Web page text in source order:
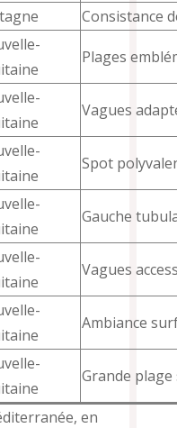
Consistance
Plages
Vagues
Spot
Gauche
Vagues
Ambiance
Grande
en